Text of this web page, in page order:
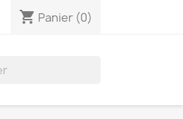
shopping_cart Panier (0)